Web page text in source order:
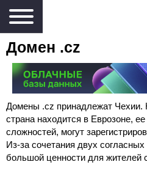
Домен .cz
Домены .cz принадлежат Чехии.
страна находится в Еврозоне,
сложностей, могут
Из-за сочетания двух
большой ценности для жителей